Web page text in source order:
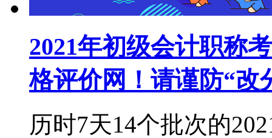
2021年初级会计职称
格评价网！请谨防“改
历时7天14个批次的